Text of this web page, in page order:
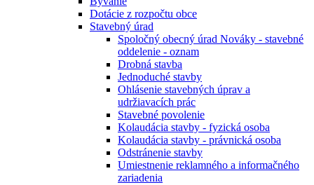
Dotácie z rozpočtu obce
Stavebný úrad
Spoločný obecný úrad Nováky - stavebné
oddelenie - oznam
Drobná stavba
Jednoduché stavby
Ohlásenie stavebných úprav a
udržiavacích prác
Stavebné povolenie
Kolaudácia stavby - fyzická osoba
Kolaudácia stavby - právnická osoba
Odstránenie stavby
Umiestnenie reklamného a informačného
zariadenia